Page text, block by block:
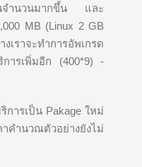
จำนวนมากขึ้น และ
MB (Linux 2 GB
จะทำการอัพเกรด
ารเพิ่มอีก (400*9) -
การเป็น Pakage ใหม่
คำนวณตัวอย่างยังไม่